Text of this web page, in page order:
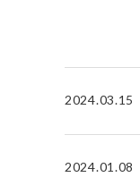
2024.03.15
2024.01.08